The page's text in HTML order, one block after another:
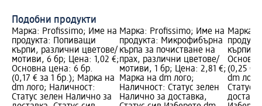
Подобни продукти
Марка: Profissimo; Име на
продукта: Попиващи
кърпи, различни цветове/
мотиви, 6 бр; Цена: 1,02 €;
Основна цена: 6 бр.
(0,17 € за 1 бр.); Марка на
dm лого; Наличност:
Статус зелен Налично за
Марка: Profissimo; Име на
продукта: Микрофибърна
кърпа за почистване на
прах, различни цветове/
мотиви, 1 бр; Цена: 2,81 €;
Марка на dm лого;
Наличност: Статус зелен
Налично за доставка,
Марка:
кърпи,
(0,25 €
dm
Статус